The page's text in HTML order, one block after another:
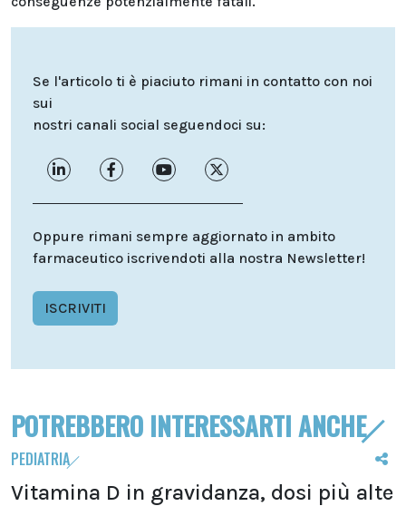
Se l'articolo ti è piaciuto rimani in contatto con noi
sui
nostri canali social seguendoci su:
Oppure rimani sempre aggiornato in ambito
farmaceutico iscrivendoti alla nostra Newsletter!
ISCRIVITI
POTREBBERO INTERESSARTI ANCHE
PEDIATRIA
Vitamina D in gravidanza, dosi più alte